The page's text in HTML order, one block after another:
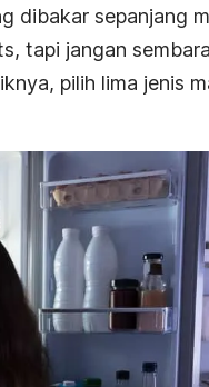
dibakar sepanjang
tapi jangan
pilih lima jenis